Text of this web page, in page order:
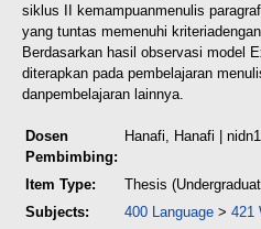
siklus II kemampuanmenulis
yang tuntas memenuhi kriteria
Berdasarkan hasil observasi model
diterapkan pada pembelajaran
danpembelajaran lainnya.
Dosen
Pembimbing:
Hanafi, Hanafi |
Item Type:
Thesis
Subjects:
400 Language > 421